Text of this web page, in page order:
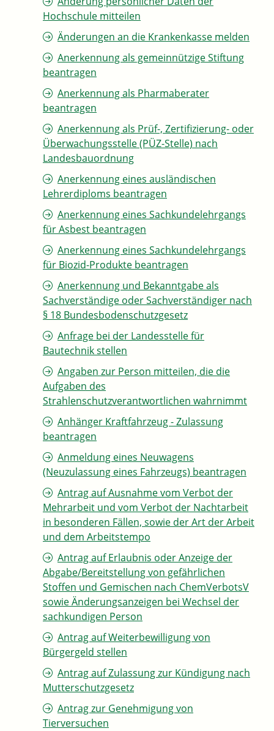
Hochschule mitteilen
Änderungen an die Krankenkasse melden
Anerkennung als gemeinnützige Stiftung
beantragen
Anerkennung als Pharmaberater
beantragen
Anerkennung als Prüf-, Zertifizierung- oder
Überwachungsstelle (PÜZ-Stelle) nach
Landesbauordnung
Anerkennung eines ausländischen
Lehrerdiploms beantragen
Anerkennung eines Sachkundelehrgangs
für Asbest beantragen
Anerkennung eines Sachkundelehrgangs
für Biozid-Produkte beantragen
Anerkennung und Bekanntgabe als
Sachverständige oder Sachverständiger nach
§ 18 Bundesbodenschutzgesetz
Anfrage bei der Landesstelle für
Bautechnik stellen
Angaben zur Person mitteilen, die die
Aufgaben des
Strahlenschutzverantwortlichen wahrnimmt
Anhänger Kraftfahrzeug - Zulassung
beantragen
Anmeldung eines Neuwagens
(Neuzulassung eines Fahrzeugs) beantragen
Antrag auf Ausnahme vom Verbot der
Mehrarbeit und vom Verbot der Nachtarbeit
in besonderen Fällen, sowie der Art der Arbeit
und dem Arbeitstempo
Antrag auf Erlaubnis oder Anzeige der
Abgabe/Bereitstellung von gefährlichen
Stoffen und Gemischen nach ChemVerbotsV
sowie Änderungsanzeigen bei Wechsel der
sachkundigen Person
Antrag auf Weiterbewilligung von
Bürgergeld stellen
Antrag auf Zulassung zur Kündigung nach
Mutterschutzgesetz
Antrag zur Genehmigung von
Tierversuchen